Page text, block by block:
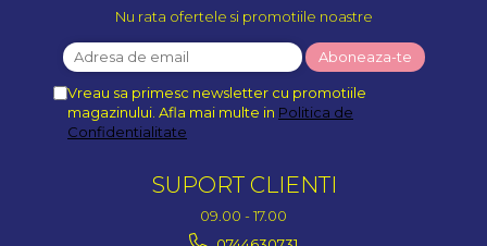
Nu rata ofertele si promotiile noastre
Vreau sa primesc newsletter cu promotiile
magazinului. Afla mai multe in Politica de
Confidentialitate
SUPORT CLIENTI
09.00 - 17.00